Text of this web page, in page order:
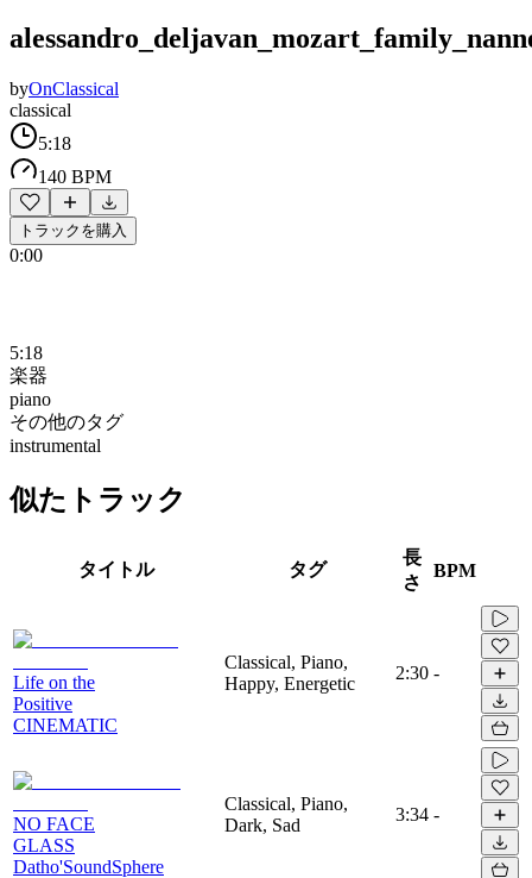
byOnClassical
classical
5:18
140 BPM
トラックを購入
0:00
5:18
楽器
piano
その他のタグ
instrumental
似たトラック
タイトル タグ
長
さ
BPM
Life on the
Positive
CINEMATIC
Classical, Piano,
Happy, Energetic
2:30 -
NO FACE
GLASS
Datho'SoundSphere
Classical, Piano,
Dark, Sad
3:34 -